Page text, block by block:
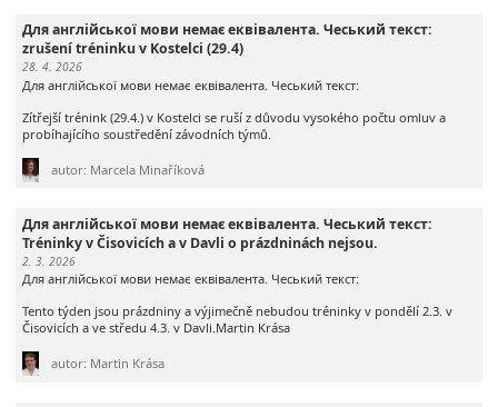
Для англійської мови немає еквівалента. Чеський текст:
zrušení tréninku v Kostelci (29.4)
28. 4. 2026
Для англійської мови немає еквівалента. Чеський текст:
Zítřejší trénink (29.4.) v Kostelci se ruší z důvodu vysokého počtu omluv a
probíhajícího soustředění závodních týmů.
autor: Marcela Minaříková
Для англійської мови немає еквівалента. Чеський текст:
Tréninky v Čisovicích a v Davli o prázdninách nejsou.
2. 3. 2026
Для англійської мови немає еквівалента. Чеський текст:
Tento týden jsou prázdniny a výjimečně nebudou tréninky v pondělí 2.3. v
Čisovicích a ve středu 4.3. v Davli.Martin Krása
autor: Martin Krása